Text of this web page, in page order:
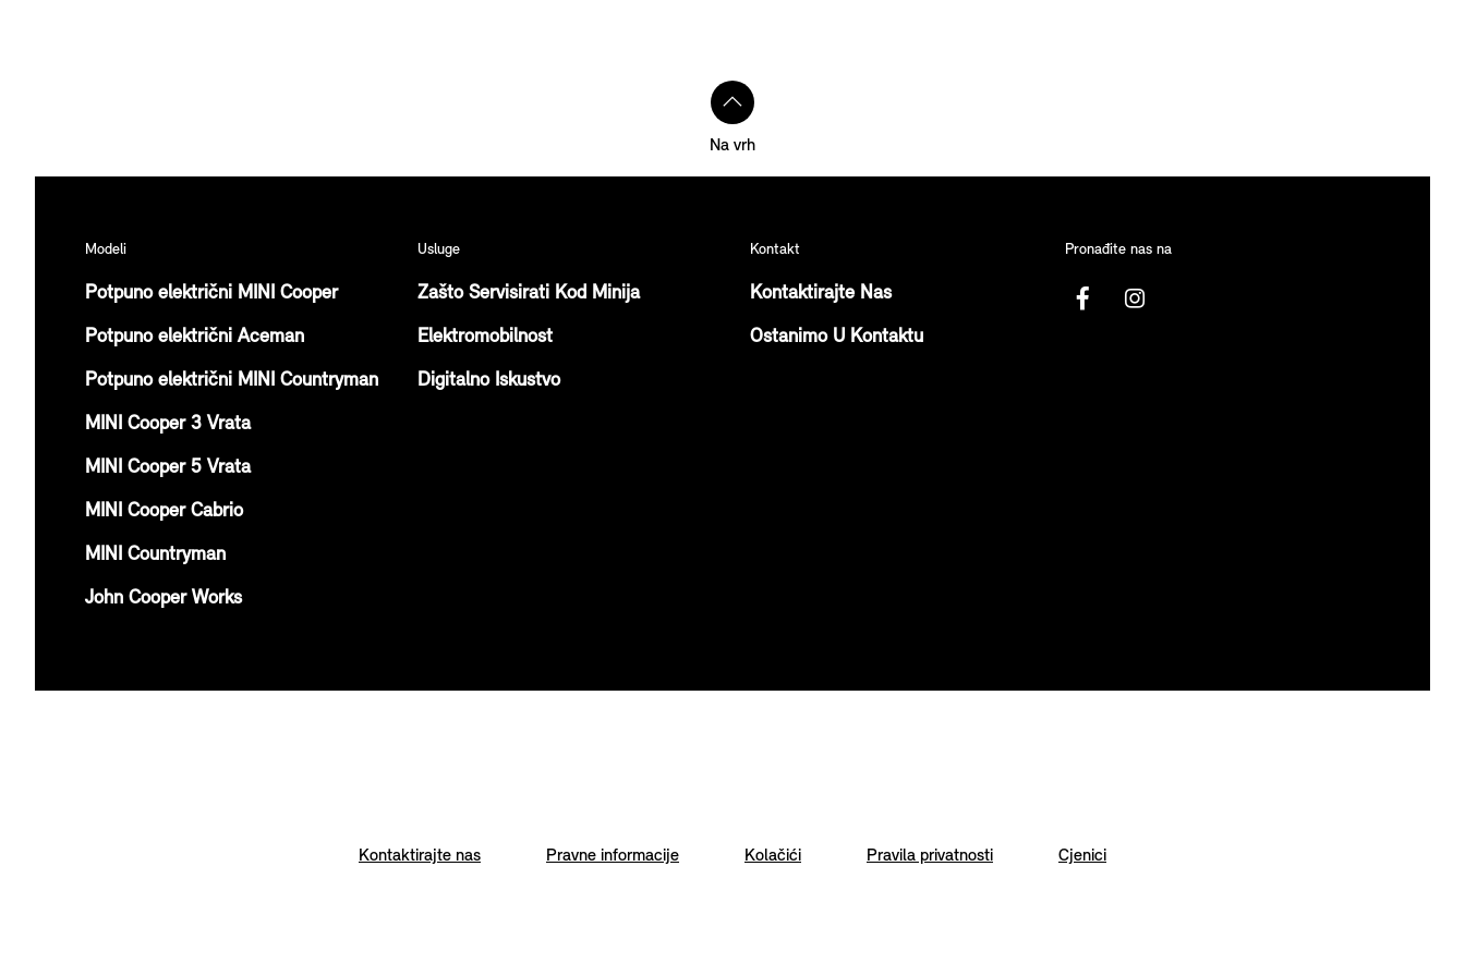
Na vrh
Modeli
Potpuno električni MINI Cooper
Potpuno električni Aceman
Potpuno električni MINI Countryman
MINI Cooper 3 Vrata
MINI Cooper 5 Vrata
MINI Cooper Cabrio
MINI Countryman
John Cooper Works
Usluge
Zašto Servisirati Kod Minija
Elektromobilnost
Digitalno Iskustvo
Kontakt
Kontaktirajte Nas
Ostanimo U Kontaktu
Pronađite nas na
Kontaktirajte nas Pravne informacije Kolačići Pravila privatnosti Cjenici